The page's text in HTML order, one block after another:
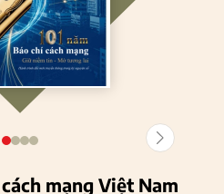
mạng Việt Nam